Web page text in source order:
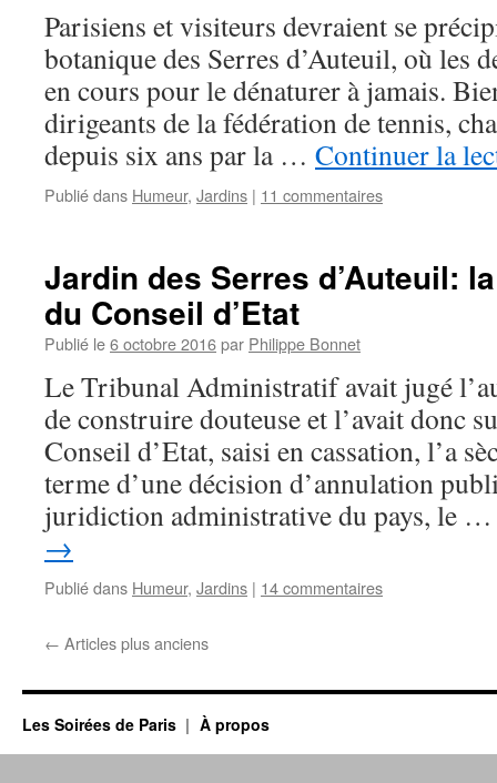
Parisiens et visiteurs devraient se
botanique des Serres d’Auteuil, où les
en cours pour le dénaturer à jamais.
dirigeants de la fédération de tennis,
depuis six ans par la … Continuer la
Publié dans Humeur, Jardins | 11 commentaires
Jardin des Serres d’Auteuil:
du Conseil d’Etat
Publié le6 octobre 2016par Philippe Bonnet
Le Tribunal Administratif avait jugé
de construire douteuse et l’avait donc
Conseil d’Etat, saisi en cassation, l’a
terme d’une décision d’annulation
juridiction administrative du pays, le
→
Publié dans Humeur, Jardins | 14 commentaires
← Articles plus anciens
Les Soirées de Paris À propos